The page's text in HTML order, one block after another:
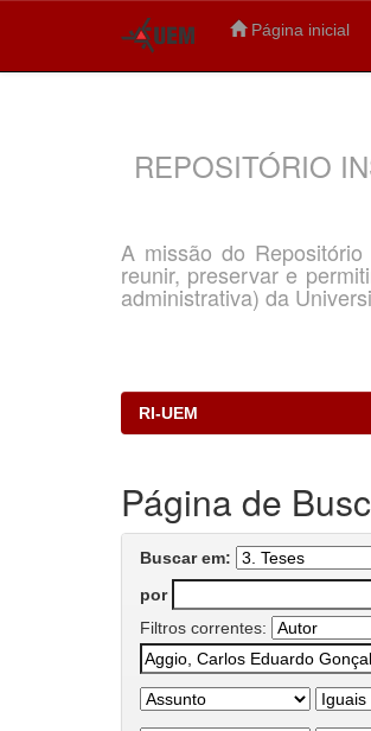
Página inicial
REPOSITÓRIO
A missão do
reunir, preservar e
administrativa) da
RI-UEM
Página de
Buscar em:
por
Filtros correntes: